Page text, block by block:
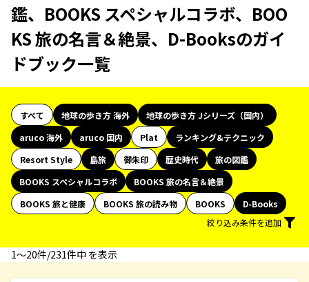
鑑、BOOKS スペシャルコラボ、BOO
KS 旅の名言＆絶景、D-Booksのガイ
ドブック一覧
すべて 地球の歩き方 海外
地球の歩き方 Jシリーズ（国内）
aruco 海外
aruco 国内 Plat
ランキング&テクニック
Resort Style
島旅 御朱印 歴史時代
旅の図鑑
BOOKS スペシャルコラボ
BOOKS 旅の名言＆絶景
BOOKS 旅と健康
BOOKS 旅の読み物 BOOKS
D-Books
絞り込み条件を追加
1〜20件/231件中 を表示